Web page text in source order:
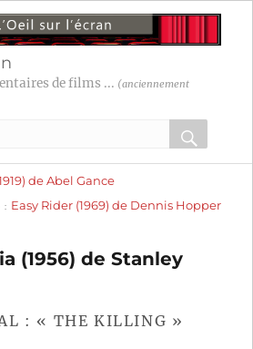
de films ... (anciennement
OK
:de Abel Gance
suivante :
Easy Rider (1969) de Dennis Hopper
(1956) de Stanley
: « THE KILLING »